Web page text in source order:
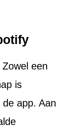
een
is
app. Aan